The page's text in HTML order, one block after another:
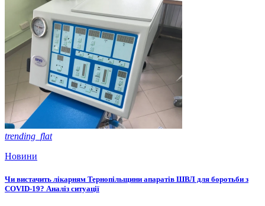
trending_flat
Новини
Чи вистачить лікарням Тернопільщини апаратів ШВЛ для боротьби з
COVID-19? Аналіз ситуації